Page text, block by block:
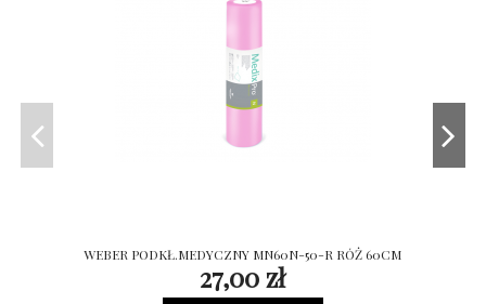
WEBER PODKŁ.MEDYCZNY MN60N-50-R RÓŻ 60CM
27,00 zł